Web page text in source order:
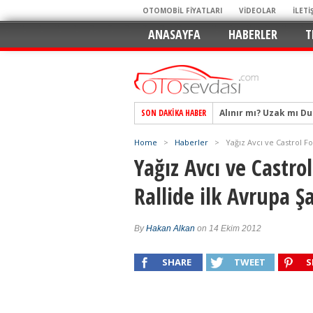
OTOMOBİL FİYATLARI VİDEOLAR
ANASAYFA HABERLER
SON DAKIKA HABER
Alpine A290 GTS:
Mercedes-Benz
Keskin Hatlar, GR
Geleceğin Kompakt
Pazarın Lideri,
Hem Şehirli Hem
Alınır mı? Uzak mı
Home > Haberler > Yağız Avcı ve Castrol
Yağız Avcı ve
Rallide ilk Avrupa
ByHakan Alkan on 14 Ekim 2012
SHARE TWEET